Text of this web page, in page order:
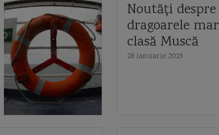
Noutăți despre
dragoarele
clasă Muscă
28 ianuarie 2023